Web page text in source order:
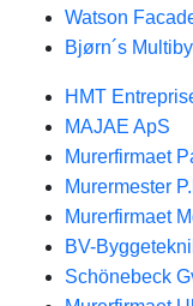
Watson
Bjørn´s
HMT
MAJAE ApS
Murerfirmaet
Murermester
Murerfirmaet
BV-
Schönebeck